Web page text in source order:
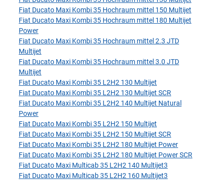
Fiat Ducato Maxi Kombi 35 Hochraum mittel 150 Multijet
Fiat Ducato Maxi Kombi 35 Hochraum mittel 180 Multijet
Power
Fiat Ducato Maxi Kombi 35 Hochraum mittel 2.3 JTD
Multijet
Fiat Ducato Maxi Kombi 35 Hochraum mittel 3.0 JTD
Multijet
Fiat Ducato Maxi Kombi 35 L2H2 130 Multijet
Fiat Ducato Maxi Kombi 35 L2H2 130 Multijet SCR
Fiat Ducato Maxi Kombi 35 L2H2 140 Multijet Natural
Power
Fiat Ducato Maxi Kombi 35 L2H2 150 Multijet
Fiat Ducato Maxi Kombi 35 L2H2 150 Multijet SCR
Fiat Ducato Maxi Kombi 35 L2H2 180 Multijet Power
Fiat Ducato Maxi Kombi 35 L2H2 180 Multijet Power SCR
Fiat Ducato Maxi Multicab 35 L2H2 140 Multijet3
Fiat Ducato Maxi Multicab 35 L2H2 160 Multijet3